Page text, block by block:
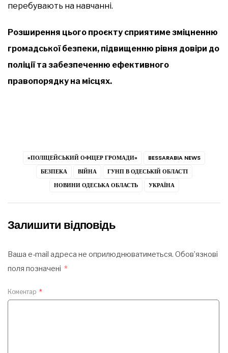
перебувають на навчанні.
Розширення цього проєкту сприятиме зміцненню
громадської безпеки, підвищенню рівня довіри до
поліції та забезпеченню ефективного
правопорядку на місцях.
«ПОЛІЦЕЙСЬКИЙ ОФІЦЕР ГРОМАДИ»
BESSARABIA NEWS
БЕЗПЕКА
ВІЙНА
ГУНП В ОДЕСЬКІЙ ОБЛАСТІ
НОВИНИ ОДЕСЬКА ОБЛАСТЬ
УКРАЇНА
Залишити відповідь
Ваша e-mail адреса не оприлюднюватиметься. Обов’язкові
поля позначені *
Коментар *